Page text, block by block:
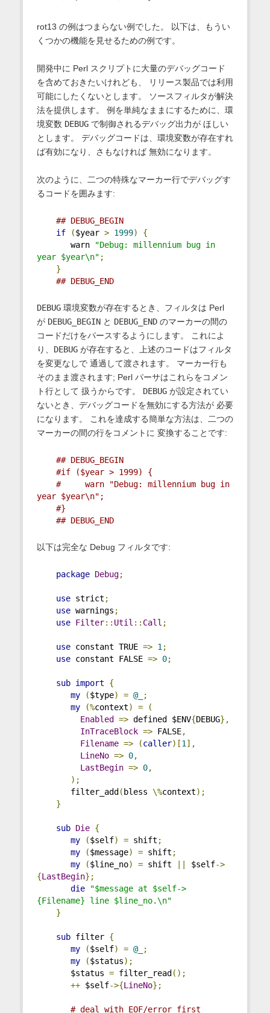
rot13 の例はつまらない例でした。 以下は、もうい
くつかの機能を見せるための例です。
開発中に Perl スクリプトに大量のデバッグコード
を含めておきたいけれども、 リリース製品では利用
可能にしたくないとします。 ソースフィルタが解決
法を提供します。 例を単純なままにするために、環
境変数 DEBUGで制御されるデバッグ出力が ほしい
とします。 デバッグコードは、環境変数が存在すれ
ば有効になり、さもなければ 無効になります。
次のように、二つの特殊なマーカー行でデバッグす
るコードを囲みます:
## DEBUG_BEGIN
if
($year > 1999)
{
warn
"Debug: millennium bug in
year $year\n" ;
}
## DEBUG_END
DEBUG環境変数が存在するとき、フィルタは Perl
が DEBUG_BEGINと DEBUG_ENDのマーカーの間の
コードだけをパースするようにします。 これによ
り、 DEBUGが存在すると、上述のコードはフィルタ
を変更なしで 通過して渡されます。 マーカー行も
そのまま渡されます; Perl パーサはこれらをコメン
ト行として 扱うからです。 DEBUGが設定されてい
ないとき、デバッグコードを無効にする方法が 必要
になります。 これを達成する簡単な方法は、二つの
マーカーの間の行をコメントに 変換することです:
## DEBUG_BEGIN
#if ($year > 1999) {
#     warn "Debug: millennium bug in
year $year\n";
#}
## DEBUG_END
以下は完全な Debug フィルタです:
package Debug;
use strict ;
use warnings ;
use Filter:: Util :: Call ;
use constant TRUE => 1;
use constant FALSE => 0;
sub import
{
my
($type) = @_
;
my
(%context) =
(
Enabled
=> defined $ENV{DEBUG},
InTraceBlock => FALSE,
Filename => (caller)[1],
LineNo => 0,
LastBegin => 0,
);
filter_add ( bless \%context);
}
sub Die {
my
($self) = shift ;
my
($message) = shift ;
my
($line_no) = shift $self->
{LastBegin};
die
"$message at $self->
{Filename} line $line_no.\n"
}
sub filter {
my
($self) = @_
;
my
($status);
$status = filter_read ();
++ $self->{LineNo};
# deal with EOF/error first